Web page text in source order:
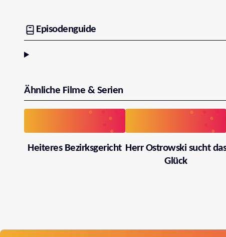
Episodenguide
Ähnliche Filme & Serien
Heiteres Bezirksgericht Herr Ostrowski sucht das
Glück